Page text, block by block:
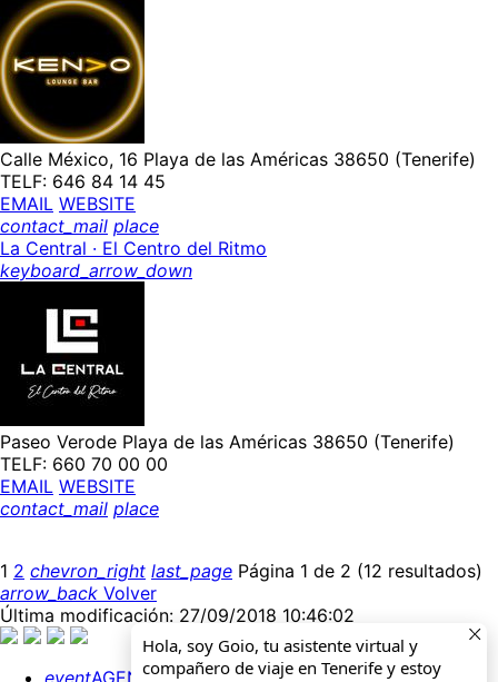
Hola, soy Goio, tu asistente virtual y
compañero de viaje en Tenerife y estoy
Calle México, 16 Playa de las Américas 38650 (Tenerife)
TELF: 646 84 14 45
EMAIL WEBSITE
contact_mail place
La Central · El Centro del Ritmo
keyboard_arrow_down
Paseo Verode Playa de las Américas 38650 (Tenerife)
TELF: 660 70 00 00
EMAIL WEBSITE
contact_mail place
1 2 chevron_right last_page Página 1 de 2 (12 resultados)
arrow_back Volver
Última modificación: 27/09/2018 10:46:02
eventAGENDA